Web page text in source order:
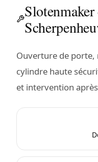
Ouverture de
cylindre haute
et intervention